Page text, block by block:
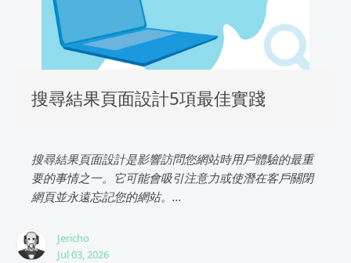
搜尋結果頁面設計5項最佳實踐
搜尋結果頁面設計是影響訪問您網站時用戶體驗的最重
要的事情之一。它可能會吸引注意力或使潛在客戶關閉
網頁並永遠忘記您的網站。...
Jericho
Jul 03, 2026